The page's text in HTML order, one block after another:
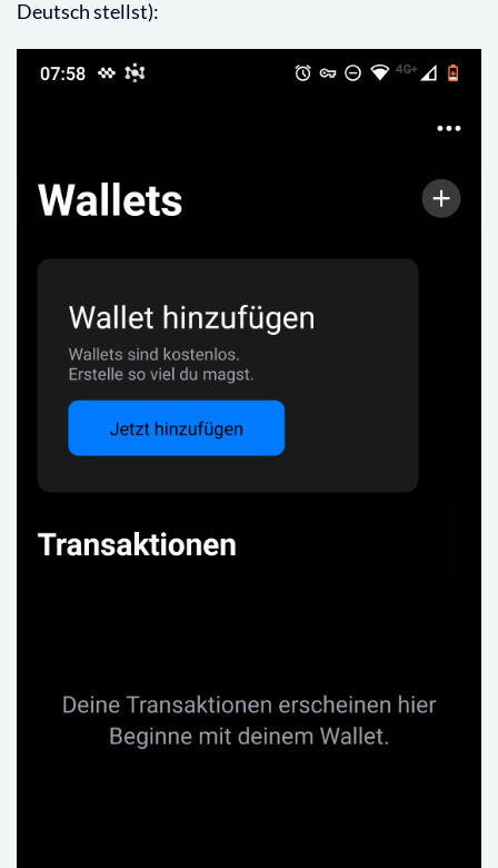
Deutsch stellst):